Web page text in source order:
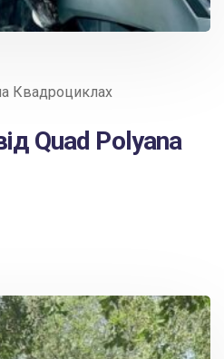
Квадроциклах
Quad Polyana